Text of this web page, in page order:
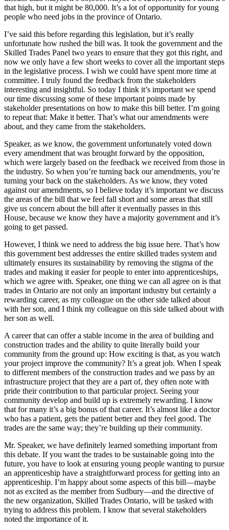
that high, but it might be 80,000. It’s a lot of opportunity for young
people who need jobs in the province of Ontario.
I’ve said this before regarding this legislation, but it’s really
unfortunate how rushed the bill was. It took the government and the
Skilled Trades Panel two years to ensure that they got this right, and
now we only have a few short weeks to cover all the important steps
in the legislative process. I wish we could have spent more time at
committee. I truly found the feedback from the stakeholders
interesting and insightful. So today I think it’s important we spend
our time discussing some of these important points made by
stakeholder presentations on how to make this bill better. I’m going
to repeat that: Make it better. That’s what our amendments were
about, and they came from the stakeholders.
Speaker, as we know, the government unfortunately voted down
every amendment that was brought forward by the opposition,
which were largely based on the feedback we received from those in
the industry. So when you’re turning back our amendments, you’re
turning your back on the stakeholders. As we know, they voted
against our amendments, so I believe today it’s important we discuss
the areas of the bill that we feel fall short and some areas that still
give us concern about the bill after it eventually passes in this
House, because we know they have a majority government and it’s
going to get passed.
However, I think we need to address the big issue here. That’s how
this government best addresses the entire skilled trades system and
ultimately ensures its sustainability by removing the stigma of the
trades and making it easier for people to enter into apprenticeships,
which we agree with. Speaker, one thing we can all agree on is that
trades in Ontario are not only an important industry but certainly a
rewarding career, as my colleague on the other side talked about
with her son, and I think my colleague on this side talked about with
her son as well.
A career that can offer a stable income in the area of building and
construction trades and the ability to quite literally build your
community from the ground up: How exciting is that, as you watch
your project improve the community? It’s a great job. When I speak
to different members of the construction trades and we pass by an
infrastructure project that they are a part of, they often note with
pride their contribution to that particular project. Seeing your
community develop and build up is extremely rewarding. I know
that for many it’s a big bonus of that career. It’s almost like a doctor
who has a patient, gets the patient better and they feel good. The
trades are the same way; they’re building up their community.
Mr. Speaker, we have definitely learned something important from
this debate. If you want the trades to be sustainable going into the
future, you have to look at ensuring young people wanting to pursue
an apprenticeship have a straightforward process for getting into an
apprenticeship. I’m happy about some aspects of this bill—maybe
not as excited as the member from Sudbury—and the directive of
the new organization, Skilled Trades Ontario, will be tasked with
trying to address this problem. I know that several stakeholders
noted the importance of it.